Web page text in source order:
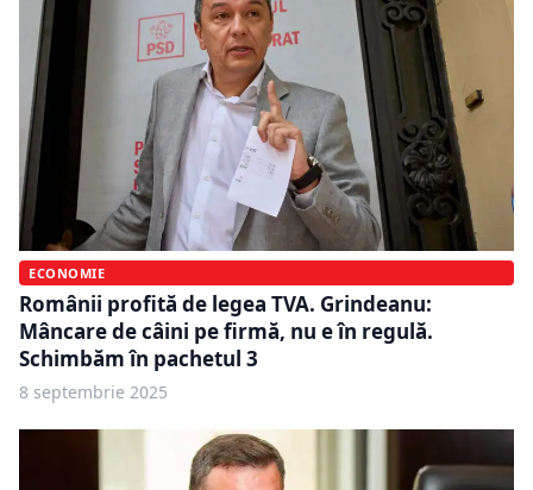
ECONOMIE
Românii profită de legea TVA. Grindeanu:
Mâncare de câini pe firmă, nu e în regulă.
Schimbăm în pachetul 3
8 septembrie 2025